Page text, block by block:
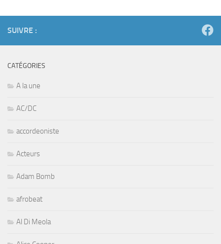
SUIVRE :
CATÉGORIES
A la une
AC/DC
accordeoniste
Acteurs
Adam Bomb
afrobeat
Al Di Meola